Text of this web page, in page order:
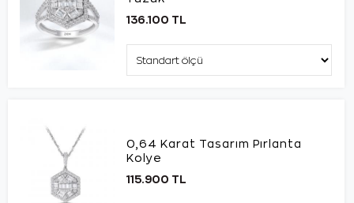
136.100 TL
0,64 Karat Tasarım Pırlanta
Kolye
115.900 TL